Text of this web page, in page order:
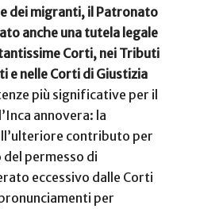
dei migranti, il Patronato
anche una tutela legale
Corti, nei Tributi
e nelle Corti di Giustizia
più significative per il
annovera: la
contributo per
permesso di
eccessivo dalle Corti
per